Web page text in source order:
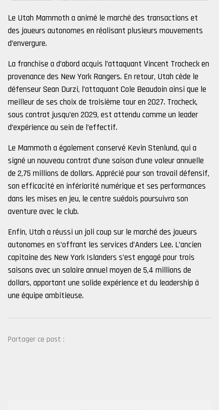
Le Utah Mammoth a animé le marché des transactions et
des joueurs autonomes en réalisant plusieurs mouvements
d’envergure.
La franchise a d’abord acquis l’attaquant Vincent Trocheck en
provenance des New York Rangers. En retour, Utah cède le
défenseur Sean Durzi, l’attaquant Cole Beaudoin ainsi que le
meilleur de ses choix de troisième tour en 2027. Trocheck,
sous contrat jusqu’en 2029, est attendu comme un leader
d’expérience au sein de l’effectif.
Le Mammoth a également conservé Kevin Stenlund, qui a
signé un nouveau contrat d’une saison d’une valeur annuelle
de 2,75 millions de dollars. Apprécié pour son travail défensif,
son efficacité en infériorité numérique et ses performances
dans les mises en jeu, le centre suédois poursuivra son
aventure avec le club.
Enfin, Utah a réussi un joli coup sur le marché des joueurs
autonomes en s’offrant les services d’Anders Lee. L’ancien
capitaine des New York Islanders s’est engagé pour trois
saisons avec un salaire annuel moyen de 5,4 millions de
dollars, apportant une solide expérience et du leadership à
une équipe ambitieuse.
Partager ce post :